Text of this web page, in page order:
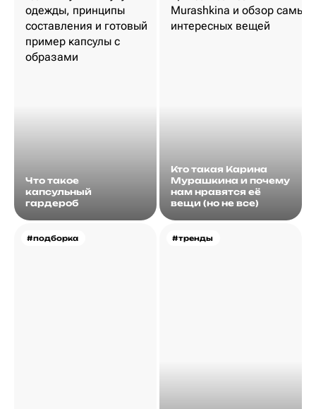
Что такое
капсульный
гардероб
Кто такая Карина
Мурашкина и почему
нам нравятся её
вещи (но не все)
#подборка #тренды